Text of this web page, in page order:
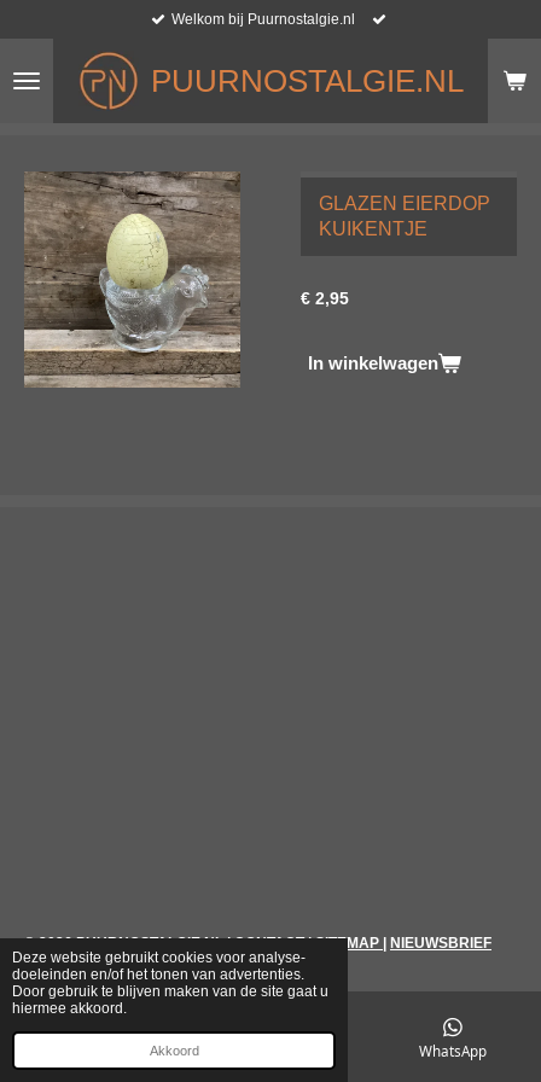
Deze website gebruikt cookies voor analyse-
doeleinden en/of het tonen van advertenties.
Door gebruik te blijven maken van de site gaat u
hiermee akkoord.
Akkoord
naar
hoofdinhoud
PUURNOSTALGIE.NL
Welkom bij Puurnostalgie.nl
GLAZEN EIERDOP
KUIKENTJE
€ 2,95
In winkelwagen
© 2026 PUURNOSTALGIE.NL|CONTACT|SITEMAP NIEUWSBRIEF
WhatsApp